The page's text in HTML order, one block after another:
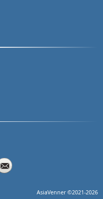
AsiaVenner ©2021-2026